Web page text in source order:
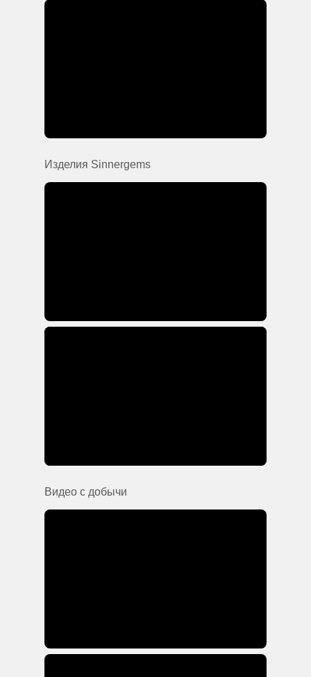
Изделия Sinnergems
Видео с добычи